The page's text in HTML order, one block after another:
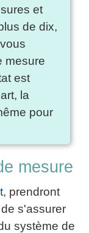
et
de dix,
mesure
est
la
pour
mesure
, prendront
s'assurer
système de